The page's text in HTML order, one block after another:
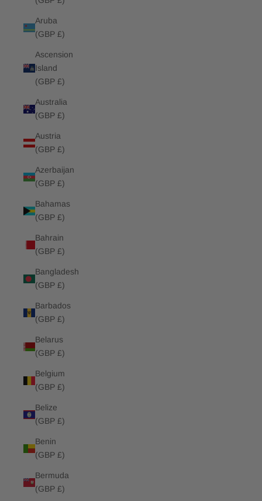
Aruba
(GBP £)
Ascension
Island
(GBP £)
Australia
(GBP £)
Austria
(GBP £)
Azerbaijan
(GBP £)
Bahamas
(GBP £)
Bahrain
(GBP £)
Bangladesh
(GBP £)
Barbados
(GBP £)
Belarus
(GBP £)
Belgium
(GBP £)
Belize
(GBP £)
Benin
(GBP £)
Bermuda
(GBP £)